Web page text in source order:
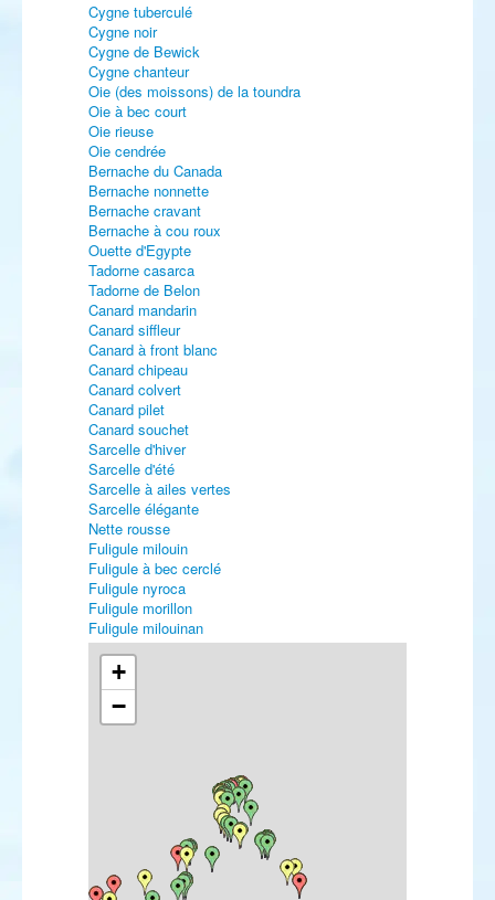
Cygne tuberculé
Cygne noir
Cygne de Bewick
Cygne chanteur
Oie (des moissons) de la toundra
Oie à bec court
Oie rieuse
Oie cendrée
Bernache du Canada
Bernache nonnette
Bernache cravant
Bernache à cou roux
Ouette d'Egypte
Tadorne casarca
Tadorne de Belon
Canard mandarin
Canard siffleur
Canard à front blanc
Canard chipeau
Canard colvert
Canard pilet
Canard souchet
Sarcelle d'hiver
Sarcelle d'été
Sarcelle à ailes vertes
Sarcelle élégante
Nette rousse
Fuligule milouin
Fuligule à bec cerclé
Fuligule nyroca
Fuligule morillon
Fuligule milouinan
Fuligule à tête noire
Eider à duvet
Eider à tête grise
Harelde boréale
Macreuse noire
Harle bièvre
Érismature rousse
+
−